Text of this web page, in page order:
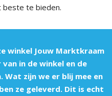
beste te bieden.
winkel Jouw Marktkraam
in de winkel en de
zijn we er blij mee en
ze geleverd. Dit is echt